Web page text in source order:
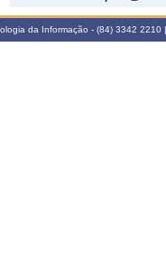
da Informação - (84) 3342